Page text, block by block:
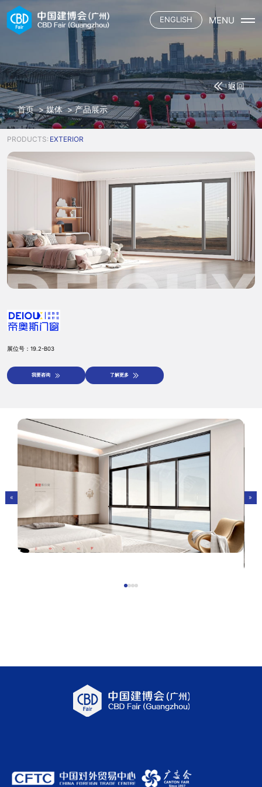
ENGLISH MENU
首页
展会介绍
展会平面
三大场域
六大渠道
展商
参展申请
资质认证施工单位
合作酒店
展馆餐饮
观众
观众登记
观众服务
参展名录
交通指引
媒体
合作媒体
下载中心
中国建博会
中国建博会（广州）
中国建博会（上海）
预约登记 参展申请
首页 > 媒体 > 产品展示
返回
PRODUCTS: EXTERIOR
展位号：19.2-B03
我要咨询 了解更多
« »